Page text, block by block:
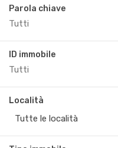
Parola chiave
ID immobile
Località
Tutte le località